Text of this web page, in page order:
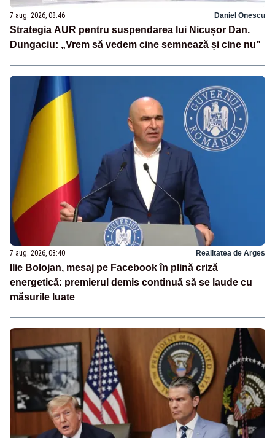
7 aug. 2026, 08:46 Daniel Onescu
Strategia AUR pentru suspendarea lui Nicușor Dan.
Dungaciu: „Vrem să vedem cine semnează și cine nu”
7 aug. 2026, 08:40 Realitatea de Arges
Ilie Bolojan, mesaj pe Facebook în plină criză
energetică: premierul demis continuă să se laude cu
măsurile luate